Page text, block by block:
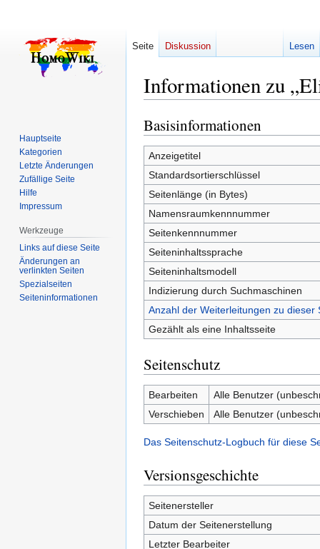
Informationen zu
Zur
Navigation
springen
Zur
Suche
springen
Basisinformationen
Anzeigetitel
Standardsortierschlüssel
Seitenlänge (in Bytes)
Namensraumkennnummer
Seitenkennnummer
Seiteninhaltssprache
Seiteninhaltsmodell
Indizierung durch Suchmaschinen
Anzahl der Weiterleitungen zu dieser
Gezählt als eine Inhaltsseite
Seitenschutz
Bearbeiten
Alle Benutzer
Verschieben
Alle Benutzer
Das Seitenschutz-Logbuch für diese
Versionsgeschichte
Seitenersteller
Datum der Seitenerstellung
Letzter Bearbeiter
Seite Diskussion Lesen
Hauptseite
Kategorien
Letzte Änderungen
Zufällige Seite
Hilfe
Impressum
Werkzeuge
Links auf diese Seite
Änderungen an
verlinkten Seiten
Spezialseiten
Seiten­­informationen